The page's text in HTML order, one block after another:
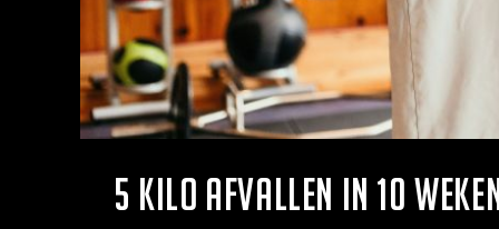
5 kilo afvallen in 10